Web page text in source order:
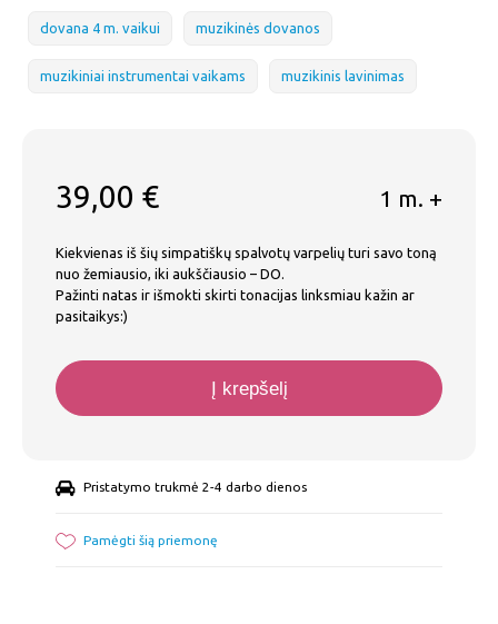
dovana 4 m. vaikui muzikinės dovanos
muzikiniai instrumentai vaikams muzikinis lavinimas
39,00 € 1 m. +
Kiekvienas iš šių simpatiškų spalvotų varpelių turi savo toną
nuo žemiausio, iki aukščiausio – DO.
Pažinti natas ir išmokti skirti tonacijas linksmiau kažin ar
pasitaikys:)
Į krepšelį
Pristatymo trukmė 2-4 darbo dienos
Pamėgti šią priemonę